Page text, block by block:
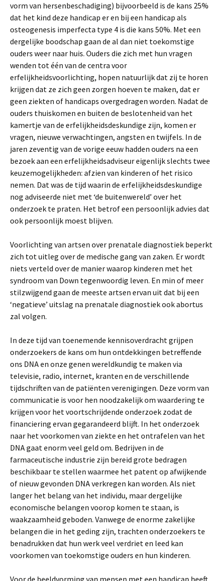
vorm van hersenbeschadiging) bijvoorbeeld is de kans 25%
dat het kind deze handicap er en bij een handicap als
osteogenesis imperfecta type 4 is die kans 50%. Met een
dergelijke boodschap gaan de al dan niet toekomstige
ouders weer naar huis. Ouders die zich met hun vragen
wenden tot één van de centra voor
erfelijkheidsvoorlichting, hopen natuurlijk dat zij te horen
krijgen dat ze zich geen zorgen hoeven te maken, dat er
geen ziekten of handicaps overgedragen worden. Nadat de
ouders thuiskomen en buiten de beslotenheid van het
kamertje van de erfelijkheidsdeskundige zijn, komen er
vragen, nieuwe verwachtingen, angsten en twijfels. In de
jaren zeventig van de vorige eeuw hadden ouders na een
bezoek aan een erfelijkheidsadviseur eigenlijk slechts twee
keuzemogelijkheden: afzien van kinderen of het risico
nemen. Dat was de tijd waarin de erfelijkheidsdeskundige
nog adviseerde niet met ‘de buitenwereld’ over het
onderzoek te praten. Het betrof een persoonlijk advies dat
ook persoonlijk moest blijven.
Voorlichting van artsen over prenatale diagnostiek beperkt
zich tot uitleg over de medische gang van zaken. Er wordt
niets verteld over de manier waarop kinderen met het
syndroom van Down tegenwoordig leven. En min of meer
stilzwijgend gaan de meeste artsen ervan uit dat bij een
‘negatieve’ uitslag na prenatale diagnostiek ook abortus
zal volgen.
In deze tijd van toenemende kennisoverdracht grijpen
onderzoekers de kans om hun ontdekkingen betreffende
ons DNA en onze genen wereldkundig te maken via
televisie, radio, internet, kranten en de verschillende
tijdschriften van de patiënten­ verenigingen. Deze vorm van
communicatie is voor hen noodzakelijk om waardering te
krijgen voor het voortschrijdende onderzoek zodat de
financiering ervan gegarandeerd blijft. In het onderzoek
naar het voorkomen van ziekte en het ontrafelen van het
DNA gaat enorm veel geld om. Bedrijven in de
farmaceutische industrie zijn bereid grote bedragen
beschikbaar te stellen waarmee het patent op afwijkende
of nieuw gevonden DNA verkregen kan worden. Als niet
langer het belang van het individu, maar dergelijke
economische belangen voorop komen te staan, is
waakzaamheid geboden. Vanwege de enorme zakelijke
belangen die in het geding zijn, trachten onderzoekers te
benadrukken dat hun werk veel verdriet en leed kan
voorkomen van toekomstige ouders en hun kinderen.